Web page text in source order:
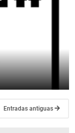
Entradas antiguas